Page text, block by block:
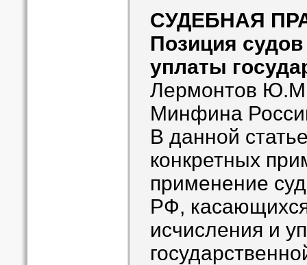
СУДЕБНАЯ
Позиция
уплаты
Лермонтов
Минфина
В данной
конкретных
применение
РФ,
исчисления и